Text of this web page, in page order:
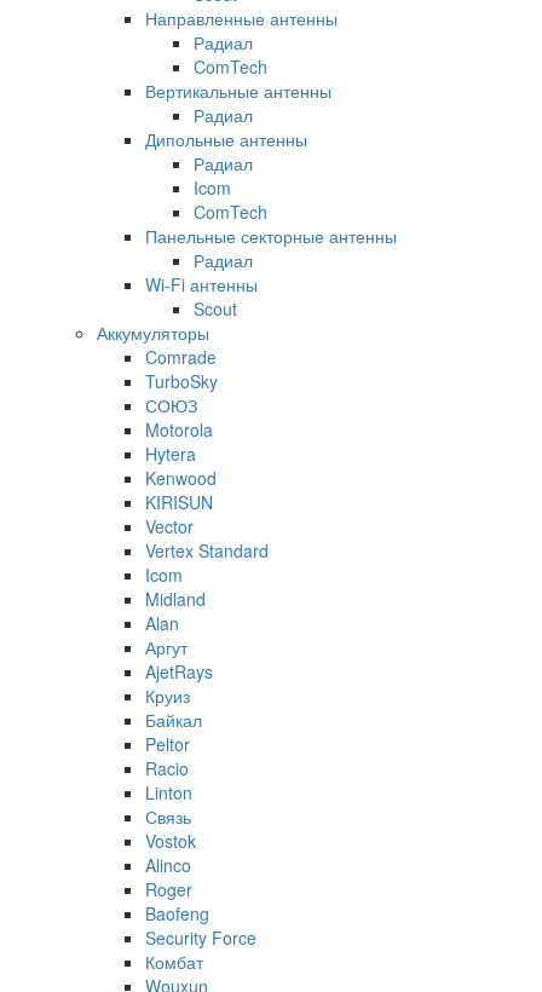
Направленные антенны
Радиал
ComTech
Вертикальные антенны
Радиал
Дипольные антенны
Радиал
Icom
ComTech
Панельные секторные антенны
Радиал
Wi-Fi антенны
Scout
Аккумуляторы
Comrade
TurboSky
СОЮЗ
Motorola
Hytera
Kenwood
KIRISUN
Vector
Vertex Standard
Icom
Midland
Alan
Аргут
AjetRays
Круиз
Байкал
Peltor
Racio
Linton
Связь
Vostok
Alinco
Roger
Baofeng
Security Force
Комбат
Wouxun